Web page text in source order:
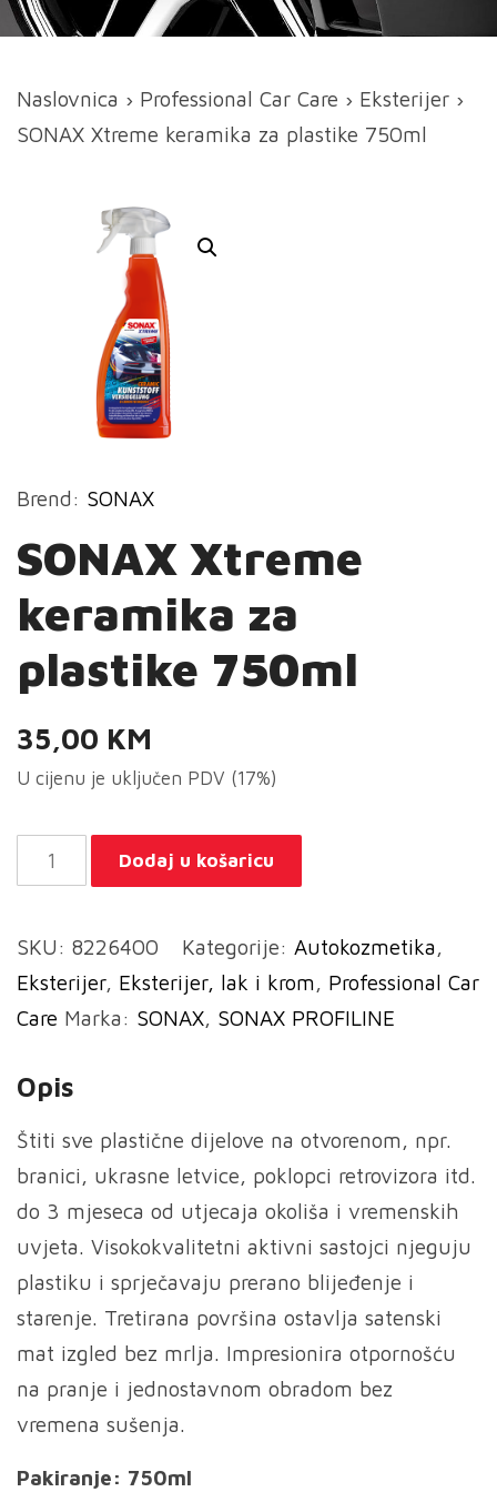
Naslovnica › Professional Car Care › Eksterijer ›
SONAX Xtreme keramika za plastike 750ml
Brend: SONAX
SONAX Xtreme
keramika za
plastike 750ml
35,00 KM
U cijenu je uključen PDV (17%)
SONAX
Xtreme
za
plastike
750ml
Dodaj u košaricu
SKU: 8226400 Kategorije: Autokozmetika,
Eksterijer, Eksterijer, lak i krom, Professional Car
Care Marka: SONAX, SONAX PROFILINE
Opis
Štiti sve plastične dijelove na otvorenom, npr.
branici, ukrasne letvice, poklopci retrovizora itd.
do 3 mjeseca od utjecaja okoliša i vremenskih
uvjeta. Visokokvalitetni aktivni sastojci njeguju
plastiku i sprječavaju prerano blijeđenje i
starenje. Tretirana površina ostavlja satenski
mat izgled bez mrlja. Impresionira otpornošću
na pranje i jednostavnom obradom bez
vremena sušenja.
Pakiranje: 750ml